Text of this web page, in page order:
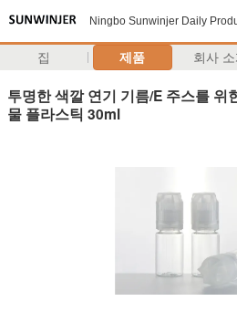
Ningbo Sunwinjer Daily
집 제품 회사 소
투명한 색깔 연기 기름/E 주스를 위
물 플라스틱 30ml